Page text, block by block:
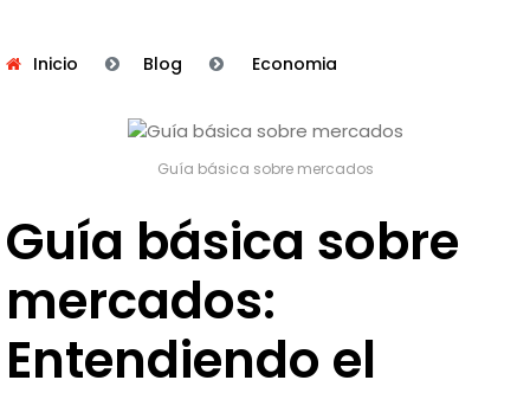
Inicio Blog Economia
Guía básica sobre mercados
Guía básica sobre
mercados:
Entendiendo el